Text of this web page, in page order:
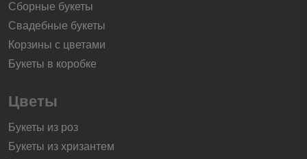
Сборные букеты
Свадебные букеты
Корзины с цветами
Букеты в коробке
Цветы
Букеты из роз
Букеты из хризантем